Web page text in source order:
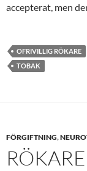
accepterat, men
OFRIVILLIG RÖKARE
TOBAK
FÖRGIFTNING,